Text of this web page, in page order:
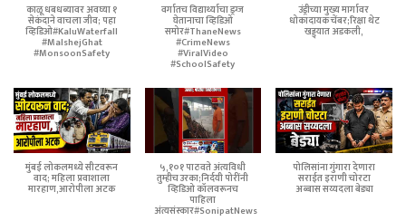
काळू धबधब्यावर अवघ्या १
सेकंदाने वाचला जीव; पहा
व्हिडिओ#KaluWaterfall
#MalshejGhat
#MonsoonSafety
वर्गातच विद्यार्थ्याचा ड्रग्ज
घेतानाचा व्हिडिओ
समोर#ThaneNews
#CrimeNews
#ViralVideo
#SchoolSafety
उंड्रीच्या मुख्य मार्गावर
धोकादायक चेंबर;रिक्षा थेट
खड्ड्यात अडकली,
मुंबई लोकलमध्ये सीटवरून
वाद; महिला प्रवाशाला
मारहाण,आरोपीला अटक
५,१०१ पाठवते अंत्यविधी
तुम्हीच उरका;निर्दयी पोरींनी
व्हिडिओ कॉलवरूनच
पाहिला
अंत्यसंस्कार#SonipatNews
पोलिसांना गुंगारा देणारा
सराईत इराणी चोरटा
अब्बास सय्यदला बेड्या